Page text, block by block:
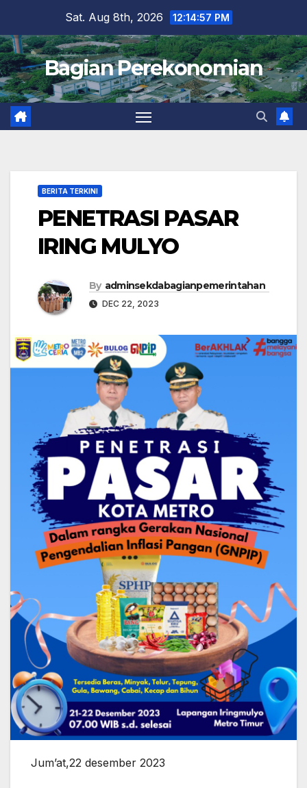
content
Sat. Aug 8th, 2026 12:14:59 PM
Bagian Perekonomian
BERITA TERKINI
PENETRASI PASAR
IRING MULYO
By adminsekdabagianpemerintahan
DEC 22, 2023
Jum’at,22 desember 2023